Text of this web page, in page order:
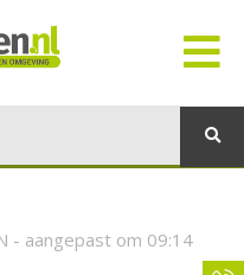
- aangepast om 09:14